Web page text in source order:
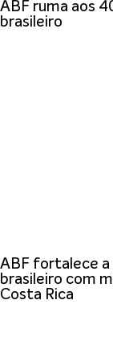
ABF ruma aos
brasileiro
ABF fortalece a
brasileiro com
Costa Rica